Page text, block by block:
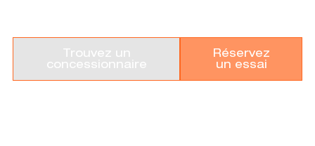
Trouvez un
concessionnaire
Réservez
un essai